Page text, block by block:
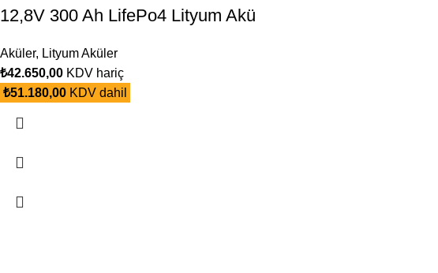
12,8V 300 Ah LifePo4 Lityum Akü
Aküler, Lityum Aküler
₺42.650,00 KDV hariç
₺51.180,00 KDV dahil